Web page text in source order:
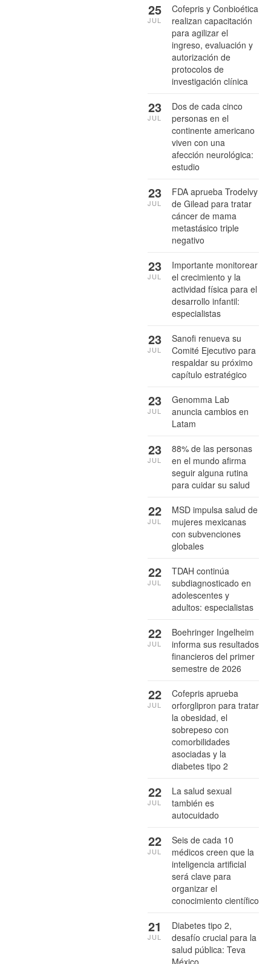
Cofepris y Conbioética
realizan capacitación
para agilizar el
ingreso, evaluación y
autorización de
protocolos de
investigación clínica
25
JUL
Dos de cada cinco
personas en el
continente americano
viven con una
afección neurológica:
estudio
23
JUL
FDA aprueba Trodelvy
de Gilead para tratar
cáncer de mama
metastásico triple
negativo
23
JUL
Importante monitorear
el crecimiento y la
actividad física para el
desarrollo infantil:
especialistas
23
JUL
Sanofi renueva su
Comité Ejecutivo para
respaldar su próximo
capítulo estratégico
23
JUL
Genomma Lab
anuncia cambios en
Latam
23
JUL
88% de las personas
en el mundo afirma
seguir alguna rutina
para cuidar su salud
23
JUL
MSD impulsa salud de
mujeres mexicanas
con subvenciones
globales
22
JUL
TDAH continúa
subdiagnosticado en
adolescentes y
adultos: especialistas
22
JUL
Boehringer Ingelheim
informa sus resultados
financieros del primer
semestre de 2026
22
JUL
Cofepris aprueba
orforglipron para tratar
la obesidad, el
sobrepeso con
comorbilidades
asociadas y la
diabetes tipo 2
22
JUL
La salud sexual
también es
autocuidado
22
JUL
Seis de cada 10
médicos creen que la
inteligencia artificial
será clave para
organizar el
conocimiento científico
22
JUL
Diabetes tipo 2,
desafío crucial para la
salud pública: Teva
21
JUL